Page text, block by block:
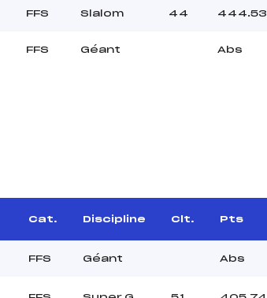
FFS Slalom 44 444.53
FFS Géant Abs
Cat. Discipline Clt. Pts
FFS Géant Abs